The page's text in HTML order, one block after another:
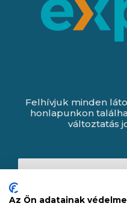
Felhívjuk minden
honlapunkon
változtatás
Az Ön adatainak